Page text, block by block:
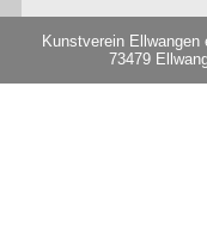
Kunstverein
73479